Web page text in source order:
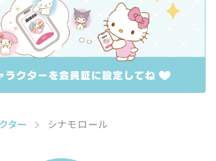
ター シナモロール